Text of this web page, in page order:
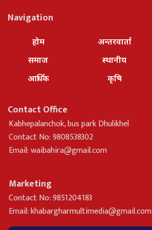
Navigation
होम
समाज
आर्थिक
अन्तरवार्ता
स्थानीय
कृषि
Contact Office
Kabhepalanchok, bus park Dhulikhel
Contact No: 9808538302
Email:waibahira@gmail.com
Marketing
Contact No: 9851204183
Email:khabargharmultimedia@gmail.com